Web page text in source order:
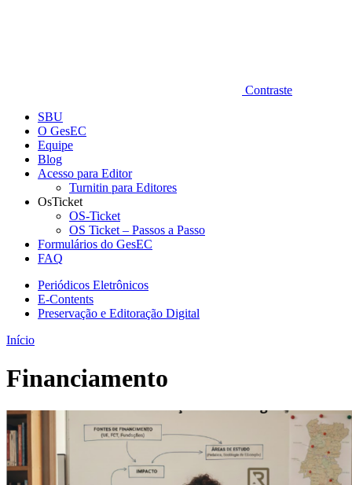
Contraste
SBU
O GesEC
Equipe
Blog
Acesso para Editor
Turnitin para Editores
OsTicket
OS-Ticket
OS Ticket – Passos a Passo
Formulários do GesEC
FAQ
Periódicos Eletrônicos
E-Contents
Preservação e Editoração Digital
Início
Financiamento